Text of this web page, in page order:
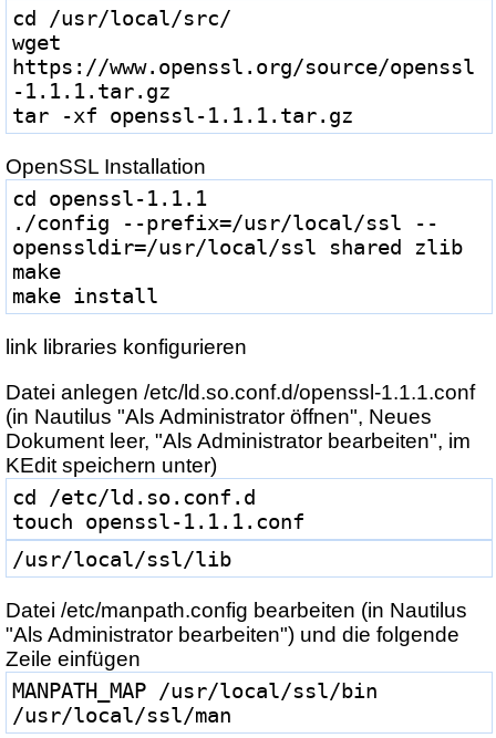
cd /usr/local/src/
wget
https://www.openssl.org/source/openssl
-1.1.1.tar.gz
tar -xf openssl-1.1.1.tar.gz
OpenSSL Installation
cd openssl-1.1.1
./config --prefix=/usr/local/ssl --
openssldir=/usr/local/ssl shared zlib
make
make install
link libraries konfigurieren
Datei anlegen /etc/ld.so.conf.d/openssl-1.1.1.conf
(in Nautilus "Als Administrator öffnen", Neues
Dokument leer, "Als Administrator bearbeiten", im
KEdit speichern unter)
cd /etc/ld.so.conf.d
touch openssl-1.1.1.conf
/usr/local/ssl/lib
Datei /etc/manpath.config bearbeiten (in Nautilus
"Als Administrator bearbeiten") und die folgende
Zeile einfügen
MANPATH_MAP /usr/local/ssl/bin
/usr/local/ssl/man